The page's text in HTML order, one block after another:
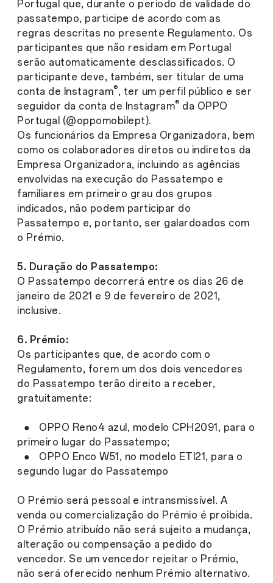
Portugal que, durante o período de validade do
passatempo, participe de acordo com as
regras descritas no presente Regulamento. Os
participantes que não residam em Portugal
serão automaticamente desclassificados. O
participante deve, também, ser titular de uma
conta de Instagram®, ter um perfil público e ser
seguidor da conta de Instagram® da OPPO
Portugal (@oppomobilept).
Os funcionários da Empresa Organizadora, bem
como os colaboradores diretos ou indiretos da
Empresa Organizadora, incluindo as agências
envolvidas na execução do Passatempo e
familiares em primeiro grau dos grupos
indicados, não podem participar do
Passatempo e, portanto, ser galardoados com
o Prémio.
5. Duração do Passatempo:
O Passatempo decorrerá entre os dias 26 de
janeiro de 2021 e 9 de fevereiro de 2021,
inclusive.
6. Prémio:
Os participantes que, de acordo com o
Regulamento, forem um dos dois vencedores
do Passatempo terão direito a receber,
gratuitamente:
● OPPO Reno4 azul, modelo CPH2091, para o
primeiro lugar do Passatempo;
● OPPO Enco W51, no modelo ETI21, para o
segundo lugar do Passatempo
O Prémio será pessoal e intransmissível. A
venda ou comercialização do Prémio é proibida.
O Prémio atribuído não será sujeito a mudança,
alteração ou compensação a pedido do
vencedor. Se um vencedor rejeitar o Prémio,
não será oferecido nenhum Prémio alternativo.